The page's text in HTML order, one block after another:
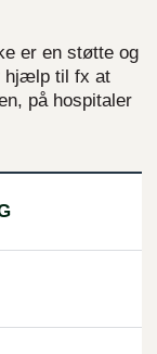
er en støtte og
hjælp til fx at
på hospitaler